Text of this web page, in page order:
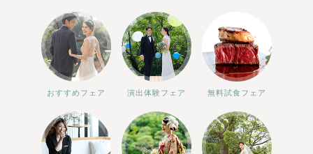
おすすめフェア 演出体験フェア 無料試食フェア